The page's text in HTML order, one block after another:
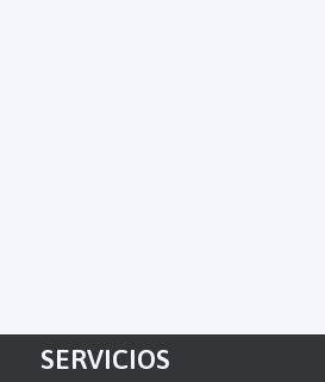
SERVICIOS